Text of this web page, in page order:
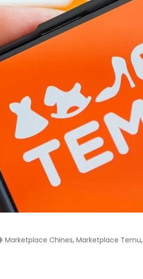
Marketplace Chines, Marketplace Temu,